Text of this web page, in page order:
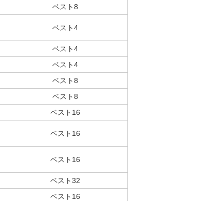
ベスト8
ベスト4
ベスト4
ベスト4
ベスト8
ベスト8
ベスト16
ベスト16
ベスト16
ベスト32
ベスト16